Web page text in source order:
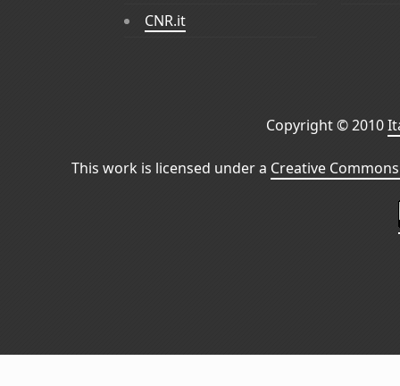
CNR.it
Copyright © 2010
This work is licensed under a Creative